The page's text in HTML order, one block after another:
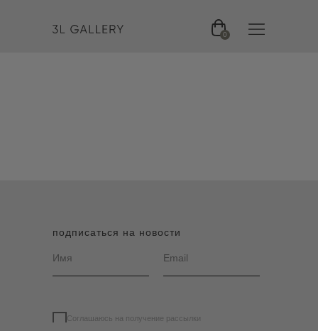
0
подписаться на новости
Соглашаюсь на получение рассылки